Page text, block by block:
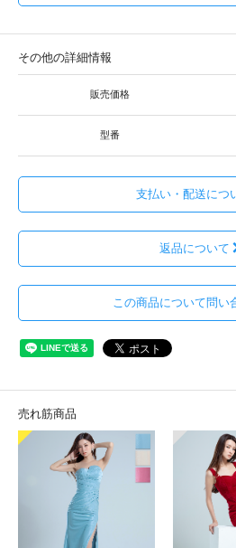
その他の詳細情報
販売価格
型番
支払い・配送につ
返品について
この商品について問い
売れ筋商品